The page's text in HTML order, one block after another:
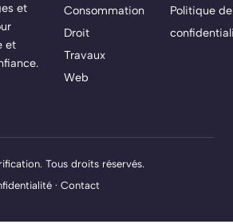
et
et
Consommation
Droit
Travaux
Web
Politique de
Tous droits réservés.
· Contact